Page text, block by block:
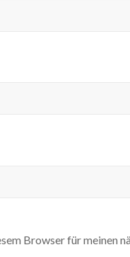
Browser für meinen